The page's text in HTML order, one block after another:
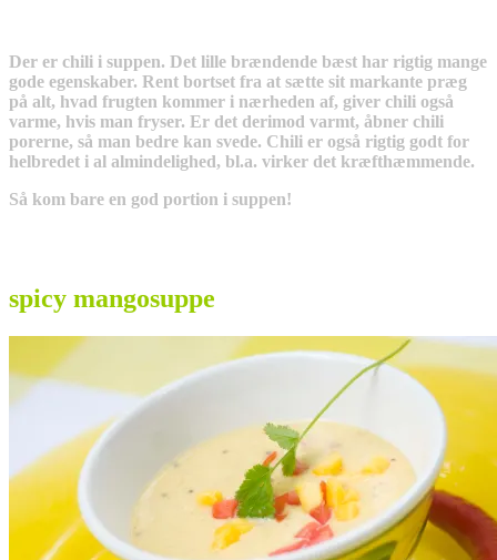
Der er chili i suppen. Det lille brændende bæst har rigtig mange
gode egenskaber. Rent bortset fra at sætte sit markante præg
på alt, hvad frugten kommer i nærheden af, giver chili også
varme, hvis man fryser. Er det derimod varmt, åbner chili
porerne, så man bedre kan svede. Chili er også rigtig godt for
helbredet i al almindelighed, bl.a. virker det kræfthæmmende.
Så kom bare en god portion i suppen!
spicy mangosuppe